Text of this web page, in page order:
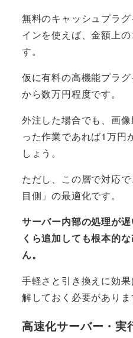
無料のキャッシュプラ
インを使えば、金額上
す。
仮に有料の高機能プラ
から数万円程度です。
外注した場合でも、画
った作業であれば1万円
しょう。
ただし、この層で対応
目側」の最適化です。
サーバー内部の処理が
くら追加しても根本的
ん。
手軽さと引き換えに効
解しておく必要がありま
高速化サーバー・実